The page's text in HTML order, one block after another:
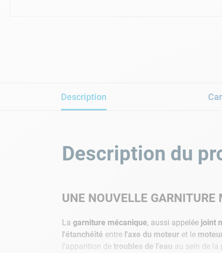
Description
Description du
UNE NOUVELLE
La garniture mécanique, aussi appelée joint
l'étanchéité entre l'axe du moteur et le
l'apparition de troubles de l'eau au sein de la